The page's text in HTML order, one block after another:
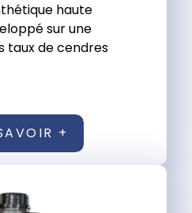
haute
sur une
taux de cendres
+